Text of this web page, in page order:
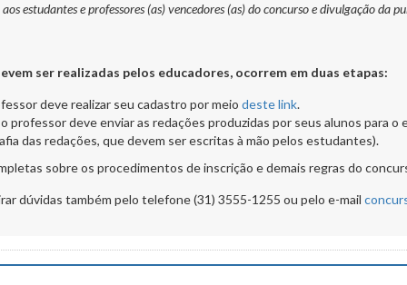
estudantes e professores (as) vencedores (as) do concurso e divulgação da
ser realizadas pelos educadores, ocorrem em duas etapas:
deve realizar seu cadastro por meio deste link.
professor deve enviar as redações produzidas por seus alunos para o
das redações, que devem ser escritas à mão pelos estudantes).
sobre os procedimentos de inscrição e demais regras do
dúvidas também pelo telefone (31) 3555-1255 ou pelo e-mail